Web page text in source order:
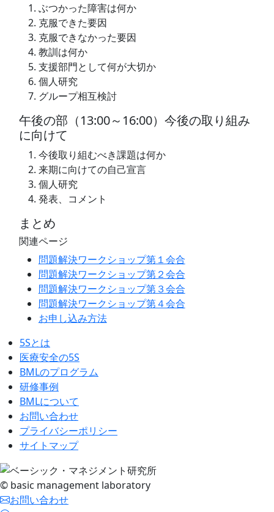
ぶつかった障害は何か
克服できた要因
克服できなかった要因
教訓は何か
支援部門として何が大切か
個人研究
グループ相互検討
午後の部（13:00～16:00）今後の取り組み
に向けて
今後取り組むべき課題は何か
来期に向けての自己宣言
個人研究
発表、コメント
まとめ
関連ページ
問題解決ワークショップ第１会合
問題解決ワークショップ第２会合
問題解決ワークショップ第３会合
問題解決ワークショップ第４会合
お申し込み方法
5Sとは
医療安全の5S
BMLのプログラム
研修事例
BMLについて
お問い合わせ
プライバシーポリシー
サイトマップ
© basic management laboratory
お問い合わせ